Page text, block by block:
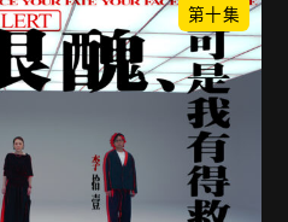
第十集